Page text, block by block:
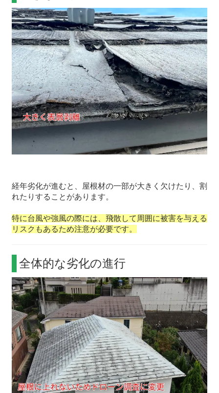
経年劣化が進むと、屋根材の一部が大きく欠けたり、割
れたりすることがあります。
特に台風や強風の際には、飛散して周囲に被害を与える
リスクもあるため注意が必要です。
全体的な劣化の進行